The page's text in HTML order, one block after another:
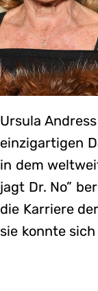
Ursula
einzigartigen
in dem
jagt Dr. No”
die Karriere
sie konnte